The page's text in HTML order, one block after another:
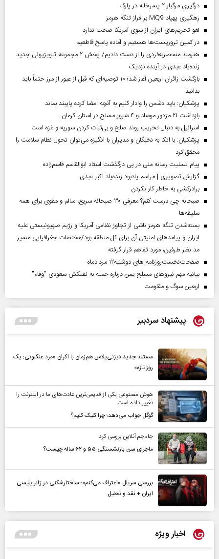
درگیری مرگبار ۲ پسرخاله در پارک
رهگیری پهپاد MQ9 بر فراز تنگه هرمز
لغو تحریم‌های ایران از سوی آمریکا صحت ندارد
در کمین تروریست‌ها هستیم و آماده پاسخ قاطعیم
هنرمند منحصر‌به‌فردی را از دست دادیم/ پخش ۲ مجموعه تلویزیونی جدید
زنده‌یاد عبدی در آینده نزدیک
بازگشت زائران اربعین آغاز شد؛ ۱۰ توصیه‌ای که قبل از عبور از مرز حتماً باید
بدانید
پزشکیان: باید دشمن را وادار کنیم به آنچه امضا کرده پایبند بماند
بازداشت ۲۱ مزدور موساد و ۴ شرور مسلح در استان کرمان
اسرائیل به دنبال تخریب روند صلح و بی‌ثبات کردن سوریه و غزه است
پزشکیان: با اتکا به نخبگان و مدیران با انگیزه می‌توان تحول نظام سلامت را
محقق کرد
پیام تسلیت رسانه ملی در پی درگذشت استاد ابوالقاسم قاسم‌زاده
گزارش تصویری | مراسم یادبود زنده‌یاد اکبر عبدی
برادرکشی به خاطر کار نکردن
صبحانه چی درست کنم؟ معرفی ۳۰ صبحانه سریع، سالم و مقوی برای همه
سلیقه‌ها
بسته‌شدن تنگه هرمز ناشی از تجاوز نظامی آمریکا و رژیم صهیونیستی علیه
ایران و پیامد‌های امنیتی آن برای کل منطقه بود/مختصات جغرافیایی مسیر
مد نظر طرفین، مورد تفاهم قرار گرفته
صفحات‌نخست‌روزنامه ها‌ی دوشنبه‌۱۲ مردادماه
بیانیه مهم نیروهای مسلح یمن درباره حمله به نفتکش سعودی "وفاء"
اربعین سوگ و مقاومت
پیشنهاد سردبیر
مستند جدید دیزنی‌پلاس هم‌زمان با اکران «مرد عنکبوتی: یک
روز تازه»
هوش مصنوعی یکی از قدیمی‌ترین عادت‌های ما در اینترنت را
تغییر داده است
گوگل جواب می‌دهد؛ چرا کلیک کنیم؟
جام‌جم آنلاین بررسی کرد
ماجرای سن بازنشستگی ۵۵ و ۶۲ ساله چیست؟
بررسی سریال «اعتراف می‌کنم»؛ ساختارشکنی در ژانر پلیسی
ایران + نقد و تحلیل
اخبار ویژه